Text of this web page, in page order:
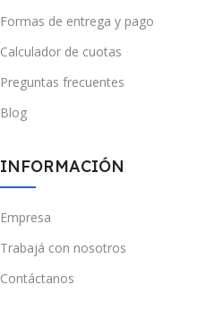
Formas de entrega y pago
Calculador de cuotas
Preguntas frecuentes
Blog
INFORMACIÓN
Empresa
Trabajá con nosotros
Contáctanos